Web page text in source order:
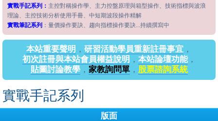
實戰手記系列： 主控對稱操作學、主力控盤原理與箱型操作、技術指標與波浪
理論、主控技術分析使用手冊、中短期波段操作精解
實戰筆記系列 ：量價操作要訣、趨向指標操作要訣...持續撰寫中
本站重要聲明 ， 研習活動學員重新註冊事宜 ，
初次註冊與本站會員權益說明 ， 本站論壇功能，
貼圖討論教學， 家教詢問單， 股票諮詢系統
實戰手記系列
版面